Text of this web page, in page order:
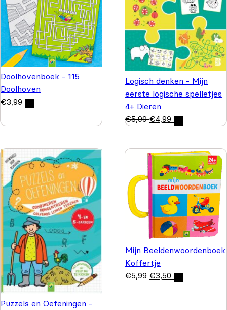
Doolhovenboek - 115
Doolhoven
€3,99
Logisch denken - Mijn
eerste logische spelletjes
4+ Dieren
€5,99 €4,99
Puzzels en Oefeningen -
Mijn Beeldenwoordenboek
Koffertje
€5,99 €3,50